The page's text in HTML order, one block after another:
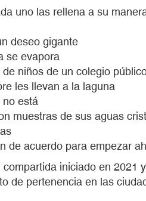
uno las rellena a su
deseo gigante
se evapora
niños de un colegio
les llevan a la laguna
no está
muestras de sus aguas
de acuerdo para empezar
iniciado en
de pertenencia en las